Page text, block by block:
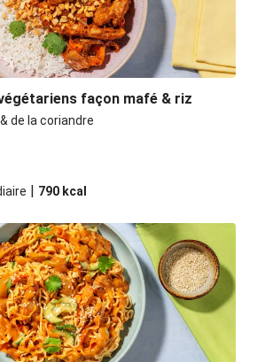
façon mafé & riz
de la coriandre
| 790 kcal